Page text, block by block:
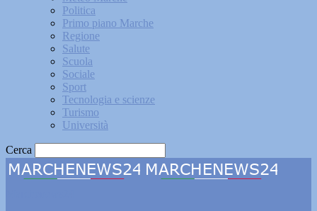
Politica
Primo piano Marche
Regione
Salute
Scuola
Sociale
Sport
Tecnologia e scienze
Turismo
Università
Cerca